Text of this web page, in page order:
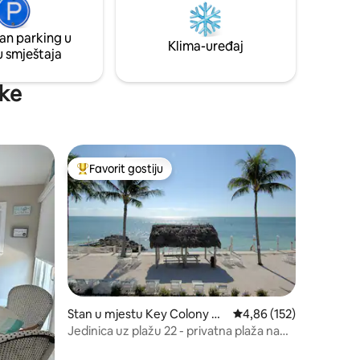
na
parking u
smještaja
Klima-uređaj
Glavni favorit gostiju
Favorit gostiju
Stan u mjestu Key Colony Be
ach
Prosječna ocjena: 4,86
4,86 (152)
Jedinica uz plažu 22 - privatna plaža na